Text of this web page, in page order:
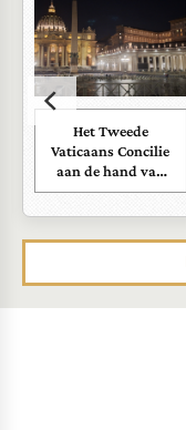
Het Tweede
Vaticaans Concilie
aan de hand van
zijn documenten